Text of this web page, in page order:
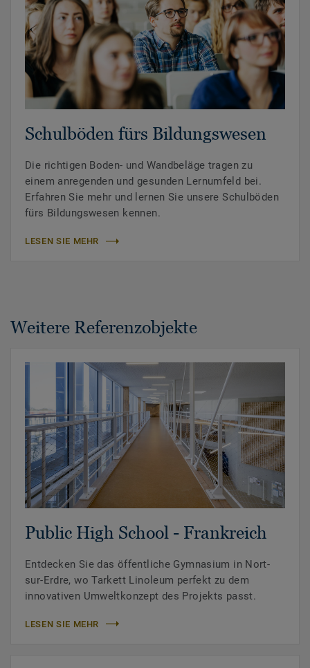
Schulböden fürs Bildungswesen
Die richtigen Boden- und Wandbeläge tragen zu
einem anregenden und gesunden Lernumfeld bei.
Erfahren Sie mehr und lernen Sie unsere Schulböden
fürs Bildungswesen kennen.
LESEN SIE MEHR
Weitere Referenzobjekte
Public High School - Frankreich
Entdecken Sie das öffentliche Gymnasium in Nort-
sur-Erdre, wo Tarkett Linoleum perfekt zu dem
innovativen Umweltkonzept des Projekts passt.
LESEN SIE MEHR